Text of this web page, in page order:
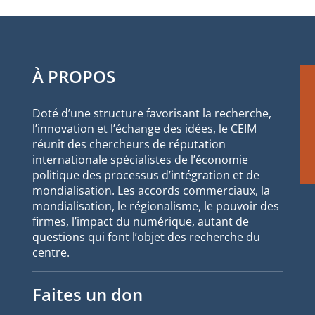
À PROPOS
Doté d’une structure favorisant la recherche,
l’innovation et l’échange des idées, le CEIM
réunit des chercheurs de réputation
internationale spécialistes de l’économie
politique des processus d’intégration et de
mondialisation. Les accords commerciaux, la
mondialisation, le régionalisme, le pouvoir des
firmes, l’impact du numérique, autant de
questions qui font l’objet des recherche du
centre.
Faites un don